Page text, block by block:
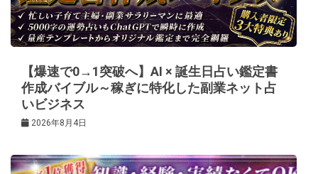
ョ
ン【爆速で0→1突破へ】AI × 誕生日占い鑑定書
作成バイブル～稼ぎに特化した副業ネット占
いビジネス
2026年8月4日